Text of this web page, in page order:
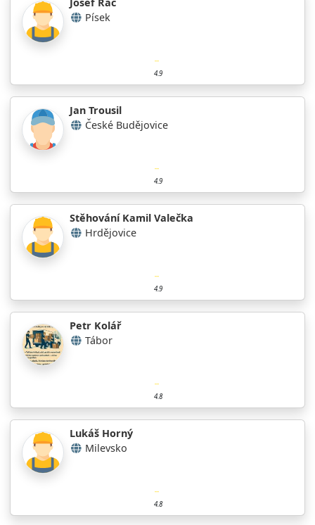
Písek
4.9
Jan Trousil
České Budějovice
4.9
Stěhování Kamil Valečka
Hrdějovice
4.9
Petr Kolář
Tábor
4.8
Lukáš Horný
Milevsko
4.8